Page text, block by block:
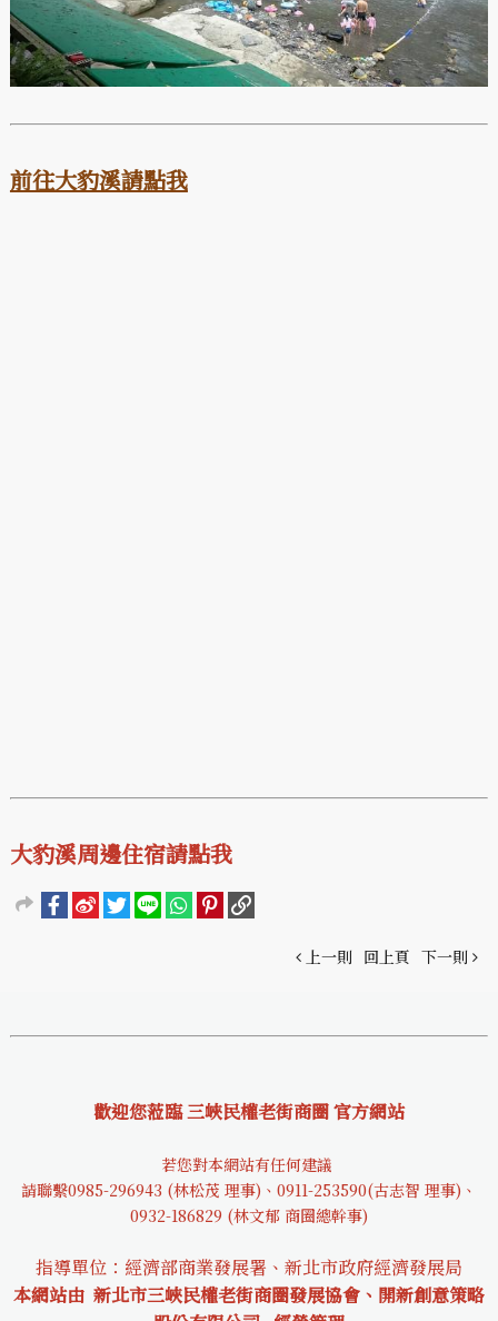
前往大豹溪請點我
大豹溪周邊住宿請點我
上一則 回上頁 下一則
歡迎您蒞臨 三峽民權老街商圈 官方網站
若您對本網站有任何建議
請聯繫0985-296943 (林松茂 理事)、0911-253590(古志智 理事)、
0932-186829 (林文郁 商圈總幹事)
指導單位：經濟部商業發展署、新北市政府經濟發展局
本網站由 新北市三峽民權老街商圈發展協會、開新創意策略